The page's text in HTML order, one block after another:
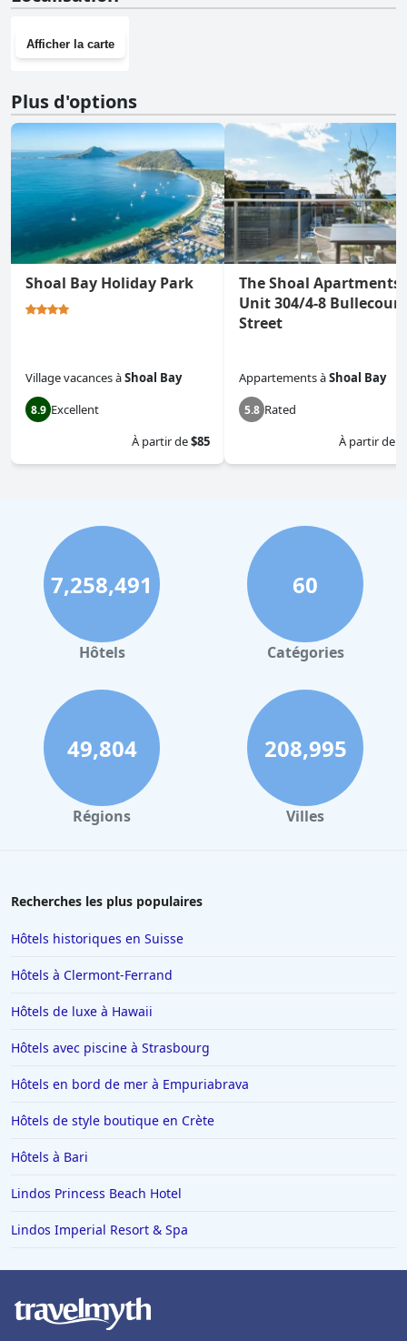
Afficher la carte
Plus d'options
Shoal Bay Holiday Park
Village vacancesàShoal Bay
8.9 Excellent
À partir de$85
The Shoal Apartments,
Unit 304/4-8 Bullecourt
Street
AppartementsàShoal Bay
5.8 Rated
À partir de
7,258,491
Hôtels
60
Catégories
49,804
Régions
208,995
Villes
Recherches les plus populaires
Hôtels historiques en Suisse
Hôtels à Clermont-Ferrand
Hôtels de luxe à Hawaii
Hôtels avec piscine à Strasbourg
Hôtels en bord de mer à Empuriabrava
Hôtels de style boutique en Crète
Hôtels à Bari
Lindos Princess Beach Hotel
Lindos Imperial Resort & Spa